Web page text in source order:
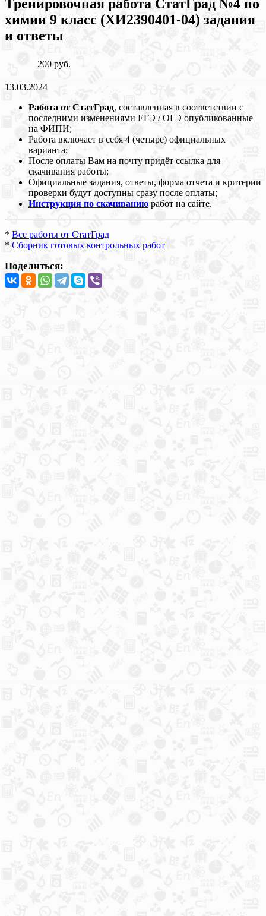
Тренировочная работа СтатГрад №4 по
химии 9 класс (ХИ2390401-04) задания
и ответы
200 руб.
13.03.2024
Работа от СтатГрад, составленная в соответствии с
последними изменениями ЕГЭ / ОГЭ опубликованные
на ФИПИ;
Работа включает в себя 4 (четыре) официальных
варианта;
После оплаты Вам на почту придёт ссылка для
скачивания работы;
Официальные задания, ответы, форма отчета и критерии
проверки будут доступны сразу после оплаты;
Инструкция по скачиванию работ на сайте.
* Все работы от СтатГрад
* Сборник готовых контрольных работ
Поделиться: